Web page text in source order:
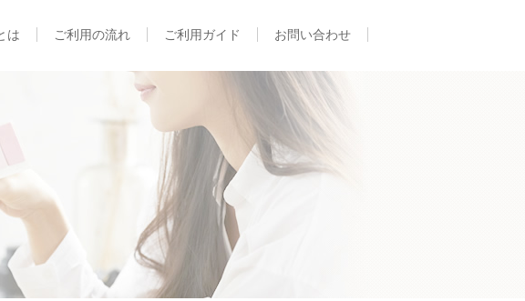
は ご利用の流れ ご利用ガイド お問い合わせ